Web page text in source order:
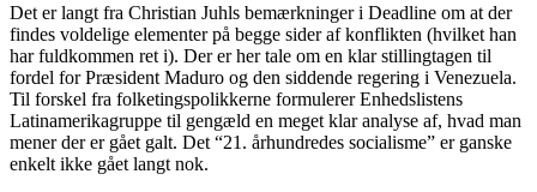
Det er langt fra Christian Juhls bemærkninger i Deadline om at der
findes voldelige elementer på begge sider af konflikten (hvilket han
har fuldkommen ret i). Der er her tale om en klar stillingtagen til
fordel for Præsident Maduro og den siddende regering i Venezuela.
Til forskel fra folketingspolikkerne formulerer Enhedslistens
Latinamerikagruppe til gengæld en meget klar analyse af, hvad man
mener der er gået galt. Det “21. århundredes socialisme” er ganske
enkelt ikke gået langt nok.